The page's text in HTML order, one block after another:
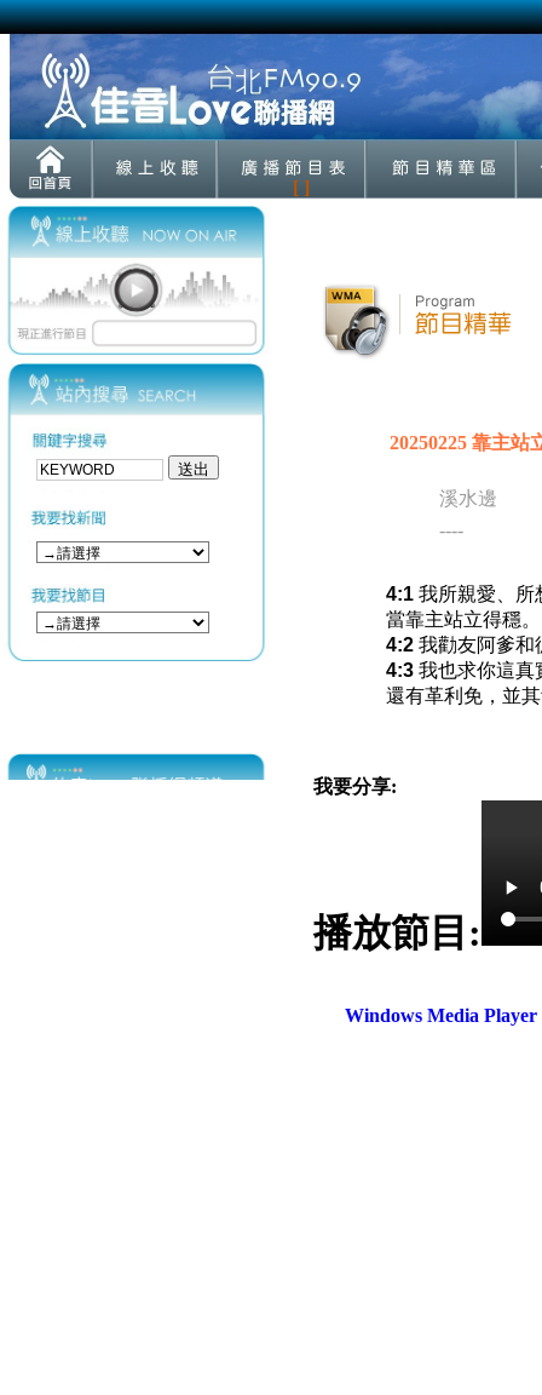
[ ]
20250225 靠主站
溪水邊
----
4:1我所親愛、所
當靠主站立得穩。
4:2我勸友阿爹和
4:3我也求你這真
還有革利免，並
我要分享:
播放節目:
Windows Media